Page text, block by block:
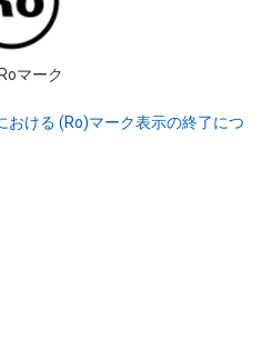
マーク
おける (Ro)マーク表示の終了につ